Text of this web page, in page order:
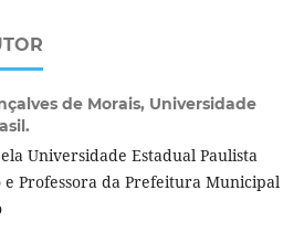
de Morais, Universidade
Universidade Estadual Paulista
Professora da Prefeitura Municipal